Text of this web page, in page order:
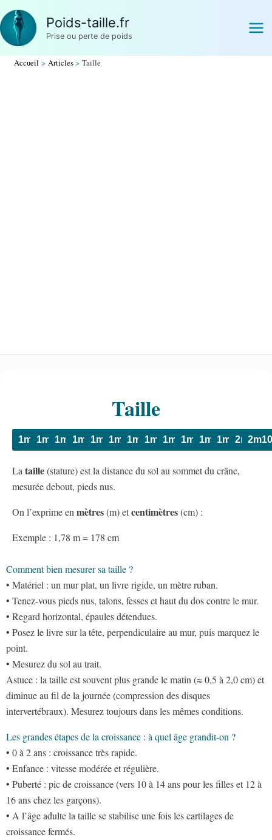
Aller
au
contenu
Poids-taille.fr
Prise ou perte de poids
Accueil Articles Taille
Taille
1m401m451m501m551m601m651m701m751m801m851m901m952m
La taille(stature) est la distance du sol au sommet du crâne,
mesurée debout, pieds nus.
On l’exprime en mètres(m) etcentimètres(cm) :
Exemple : 1,78 m = 178 cm
Comment bien mesurer sa taille ?
• Matériel : un mur plat, un livre rigide, un mètre ruban.
• Tenez-vous pieds nus, talons, fesses et haut du dos contre le mur.
• Regard horizontal, épaules détendues.
• Posez le livre sur la tête, perpendiculaire au mur, puis marquez le
point.
• Mesurez du sol au trait.
Astuce : la taille est souvent plus grande le matin (≈ 0,5 à 2,0 cm) et
diminue au fil de la journée (compression des disques
intervertébraux). Mesurez toujours dans les mêmes conditions.
Les grandes étapes de la croissance : à quel âge grandit-on ?
• 0 à 2 ans : croissance très rapide.
• Enfance : vitesse modérée et régulière.
• Puberté : pic de croissance (vers 10 à 14 ans pour les filles et 12 à
16 ans chez les garçons).
• A l’âge adulte la taille se stabilise une fois les cartilages de
croissance fermés.